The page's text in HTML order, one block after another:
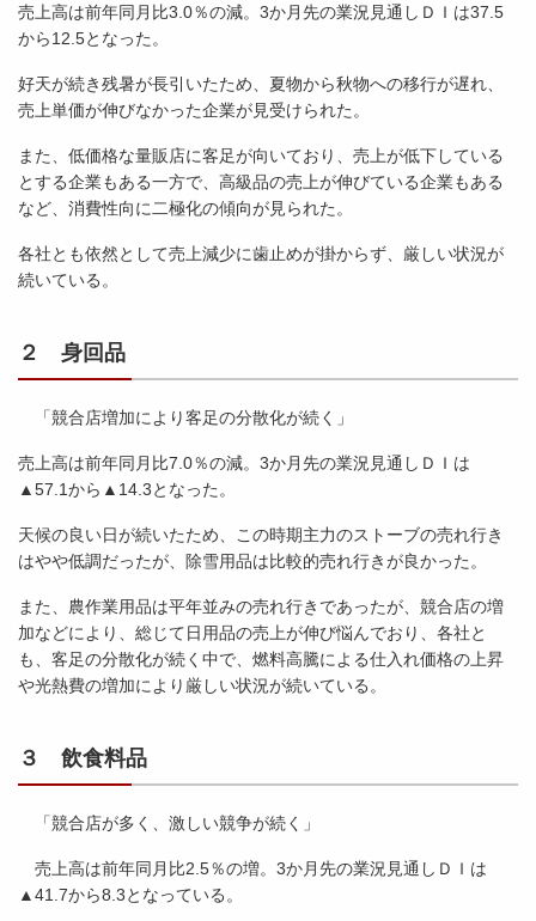
売上高は前年同月比3.0％の減。3か月先の業況見通しＤＩは37.5
から12.5となった。
好天が続き残暑が長引いたため、夏物から秋物への移行が遅れ、
売上単価が伸びなかった企業が見受けられた。
また、低価格な量販店に客足が向いており、売上が低下している
とする企業もある一方で、高級品の売上が伸びている企業もある
など、消費性向に二極化の傾向が見られた。
各社とも依然として売上減少に歯止めが掛からず、厳しい状況が
続いている。
２ 身回品
「競合店増加により客足の分散化が続く」
売上高は前年同月比7.0％の減。3か月先の業況見通しＤＩは
▲57.1から▲14.3となった。
天候の良い日が続いたため、この時期主力のストーブの売れ行き
はやや低調だったが、除雪用品は比較的売れ行きが良かった。
また、農作業用品は平年並みの売れ行きであったが、競合店の増
加などにより、総じて日用品の売上が伸び悩んでおり、各社と
も、客足の分散化が続く中で、燃料高騰による仕入れ価格の上昇
や光熱費の増加により厳しい状況が続いている。
３ 飲食料品
「競合店が多く、激しい競争が続く」
売上高は前年同月比2.5％の増。3か月先の業況見通しＤＩは
▲41.7から8.3となっている。